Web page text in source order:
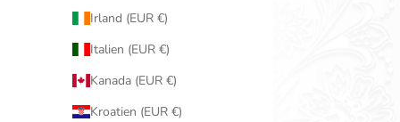
Irland (EUR €)
Italien (EUR €)
Kanada (EUR €)
Kroatien (EUR €)